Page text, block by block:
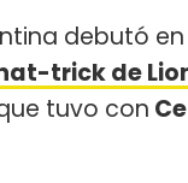
debutó en
trick de
tuvo con